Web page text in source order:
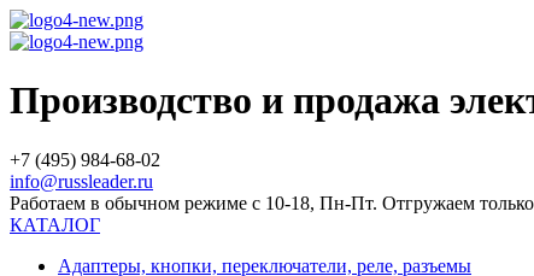
Производство и продажа
+7 (495) 984-68-02
info@russleader.ru
Работаем в обычном режиме с 10-18, Пн-Пт. Отгружаем
КАТАЛОГ
Адаптеры, кнопки, переключатели, реле, разъемы